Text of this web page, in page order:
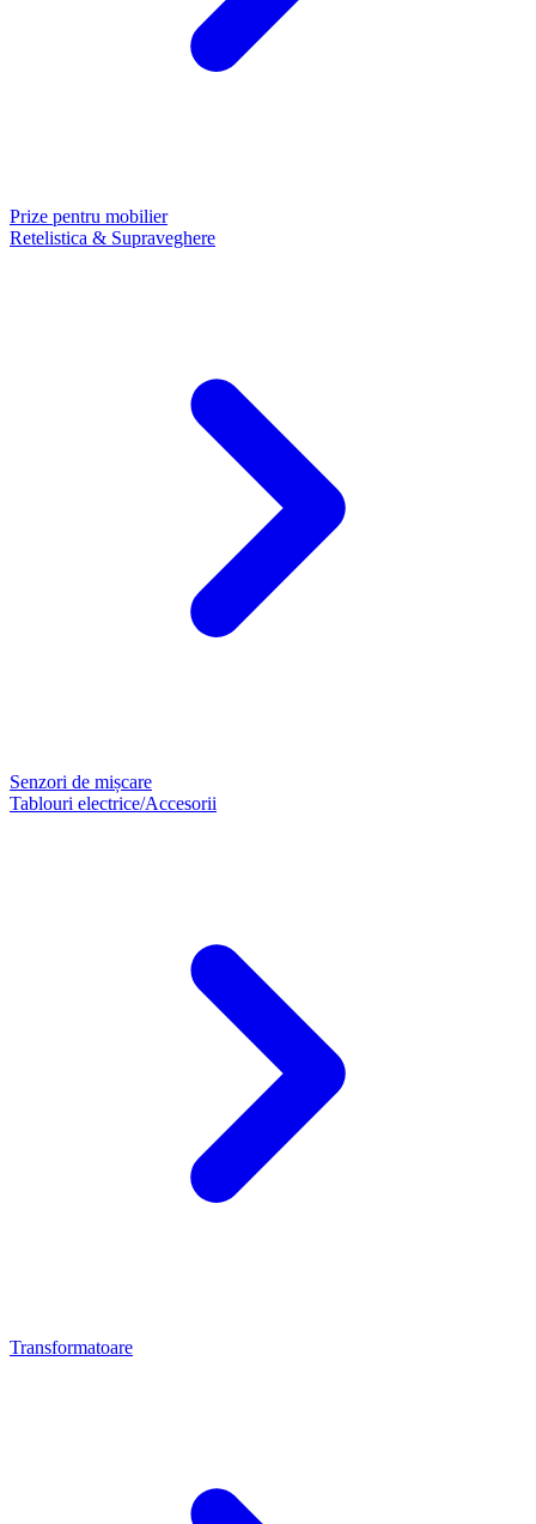
Prize pentru mobilier
Retelistica & Supraveghere
Senzori de mișcare
Tablouri electrice/Accesorii
Transformatoare